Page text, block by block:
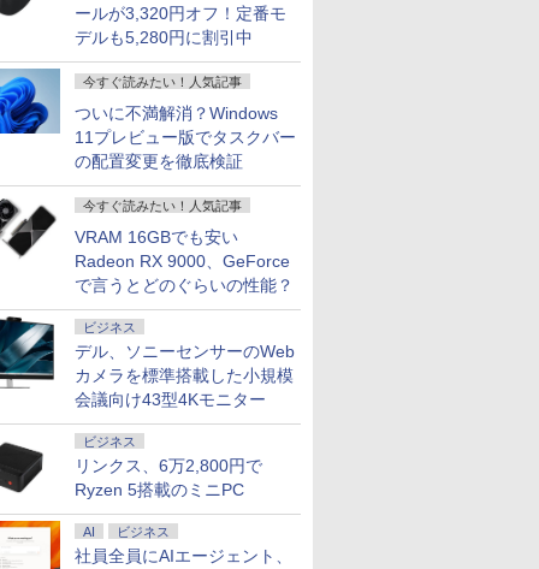
ールが3,320円オフ！定番モ
デルも5,280円に割引中
今すぐ読みたい！人気記事
ついに不満解消？Windows
11プレビュー版でタスクバー
の配置変更を徹底検証
今すぐ読みたい！人気記事
VRAM 16GBでも安い
Radeon RX 9000、GeForce
で言うとどのぐらいの性能？
ビジネス
デル、ソニーセンサーのWeb
カメラを標準搭載した小規模
会議向け43型4Kモニター
ビジネス
リンクス、6万2,800円で
Ryzen 5搭載のミニPC
AI ビジネス
社員全員にAIエージェント、